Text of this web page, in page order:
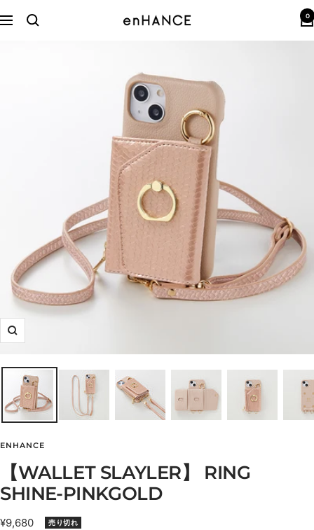
ン
ナ
enHANCE 0
ズ
ENHANCE
【WALLET SLAYLER】 RING
SHINE-PINKGOLD
セ
¥9,680 売り切れ